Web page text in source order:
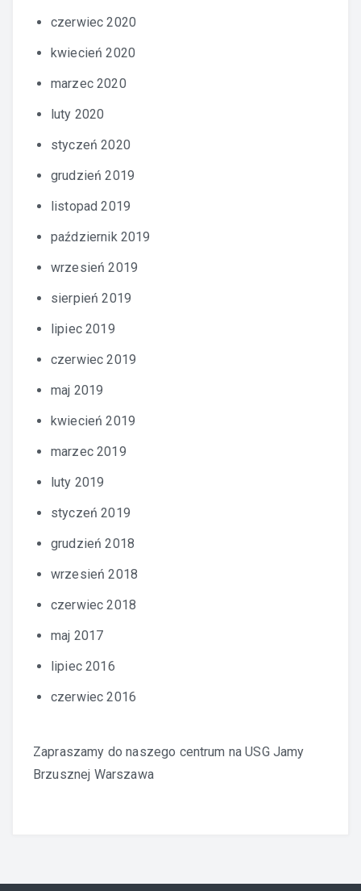
czerwiec 2020
kwiecień 2020
marzec 2020
luty 2020
styczeń 2020
grudzień 2019
listopad 2019
październik 2019
wrzesień 2019
sierpień 2019
lipiec 2019
czerwiec 2019
maj 2019
kwiecień 2019
marzec 2019
luty 2019
styczeń 2019
grudzień 2018
wrzesień 2018
czerwiec 2018
maj 2017
lipiec 2016
czerwiec 2016
Zapraszamy do naszego centrum naUSG Jamy
Brzusznej Warszawa